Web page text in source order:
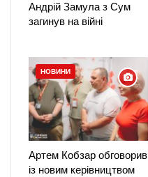
Андрій Замула з Сум
загинув на війні
НОВИНИ
Артем Кобзар обговорив
із новим керівництвом